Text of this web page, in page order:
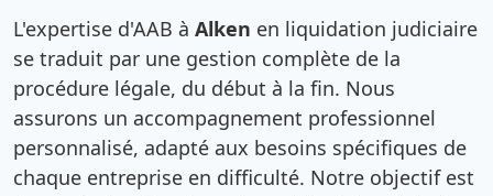
L'expertise d'AAB à Alken en liquidation judiciaire
se traduit par une gestion complète de la
procédure légale, du début à la fin. Nous
assurons un accompagnement professionnel
personnalisé, adapté aux besoins spécifiques de
chaque entreprise en difficulté. Notre objectif est